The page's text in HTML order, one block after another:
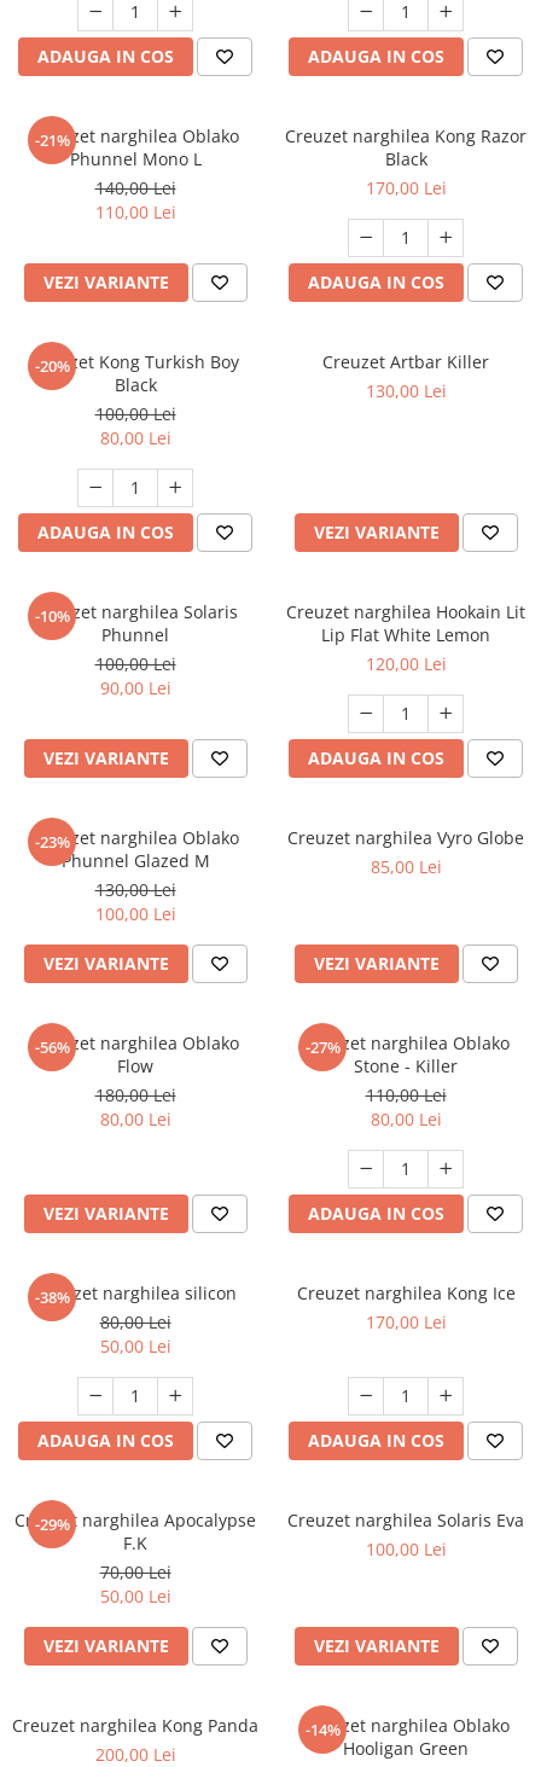
ADAUGA IN COS ADAUGA IN COS
-21%
Creuzet narghilea Oblako
Phunnel Mono L
140,00 Lei
110,00 Lei
VEZI VARIANTE
Creuzet narghilea Kong Razor
Black
170,00 Lei
ADAUGA IN COS
-20%
Creuzet Kong Turkish Boy
Black
100,00 Lei
80,00 Lei
ADAUGA IN COS
Creuzet Artbar Killer
130,00 Lei
VEZI VARIANTE
-10%
Creuzet narghilea Solaris
Phunnel
100,00 Lei
90,00 Lei
VEZI VARIANTE
Creuzet narghilea Hookain Lit
Lip Flat White Lemon
120,00 Lei
ADAUGA IN COS
-23%
Creuzet narghilea Oblako
Phunnel Glazed M
130,00 Lei
100,00 Lei
VEZI VARIANTE
Creuzet narghilea Vyro Globe
85,00 Lei
VEZI VARIANTE
-56%
Creuzet narghilea Oblako
Flow
180,00 Lei
80,00 Lei
VEZI VARIANTE
-27%
Creuzet narghilea Oblako
Stone - Killer
110,00 Lei
80,00 Lei
ADAUGA IN COS
-38%
Creuzet narghilea silicon
80,00 Lei
50,00 Lei
ADAUGA IN COS
Creuzet narghilea Kong Ice
170,00 Lei
ADAUGA IN COS
-29%
Creuzet narghilea Apocalypse
F.K
70,00 Lei
50,00 Lei
VEZI VARIANTE
Creuzet narghilea Solaris Eva
100,00 Lei
VEZI VARIANTE
Creuzet narghilea Kong Panda
200,00 Lei
-14%
Creuzet narghilea Oblako
Hooligan Green